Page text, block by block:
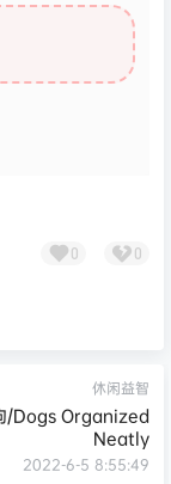
0 0
休闲益智
/Dogs Organized
Neatly
2022-6-5 8:55:49